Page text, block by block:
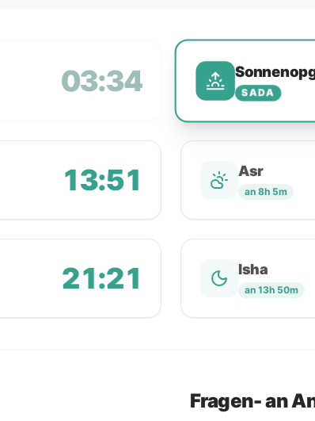
03:34 SADA
13:51 Asr
an 8h 5m
21:21 Isha
an 13h 50m
Fragen- an